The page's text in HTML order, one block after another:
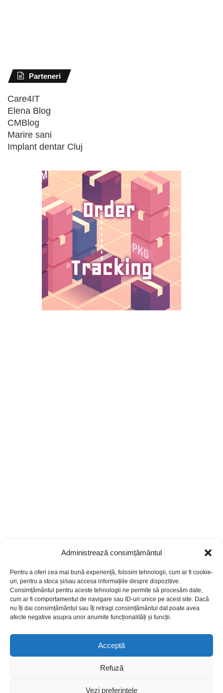
Administrează consimțământul
Pentru a oferi cea mai bună experiență, folosim tehnologii, cum ar fi cookie-
uri, pentru a stoca și/sau accesa informațiile despre dispozitive.
Consimțământul pentru aceste tehnologii ne permite să procesăm date,
cum ar fi comportamentul de navigare sau ID-uri unice pe acest site. Dacă
nu îți dai consimțământul sau îți retragi consimțământul dat poate avea
afecte negative asupra unor anumite funcționalități și funcții.
Acceptă
Refuză
Vezi preferințele
Parteneri
Care4IT
Elena Blog
CMBlog
Marire sani
Implant dentar Cluj
© Copyright 2026, All Rights Reserved |CM Blog